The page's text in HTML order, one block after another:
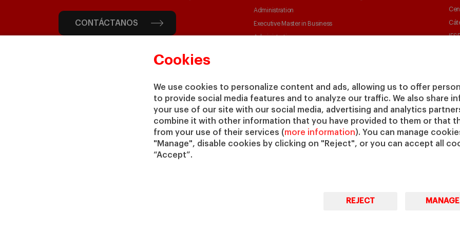
Cookies
We use cookies to personalize content and ads, allowing us to offer
to provide social media features and to analyze our traffic. We also share
your use of our site with our social media, advertising and analytics
combine it with other information that you have provided to them or that
from your use of their services (more information). You can manage
"Manage", disable cookies by clicking on "Reject", or you can accept all
“Accept”.
REJECT MANAGE
CONTÁCTANOS
Administration
Executive Master in Business
Administration
Master in Research in
PhD in Management
© Copyright, 2026. IESE Business School | University of